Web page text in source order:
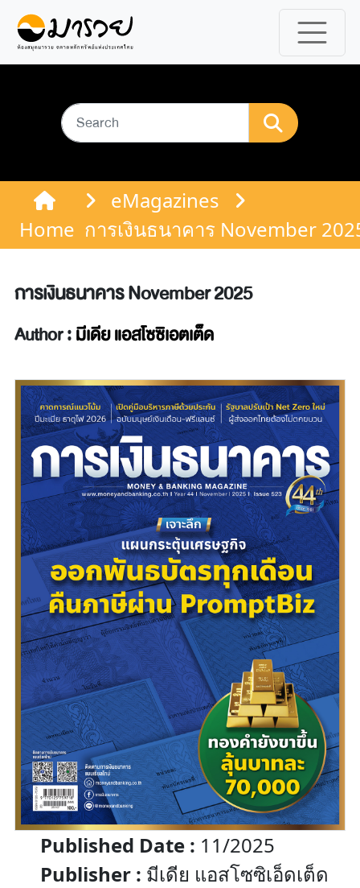
Home
eMagazines
การเงินธนาคาร November
การเงินธนาคาร November 2025
Author :มีเดีย แอสโซซิเอตเต็ด
Published Date : 11/2025
Publisher : มีเดีย แอสโซซิเอ็ดเต็ด